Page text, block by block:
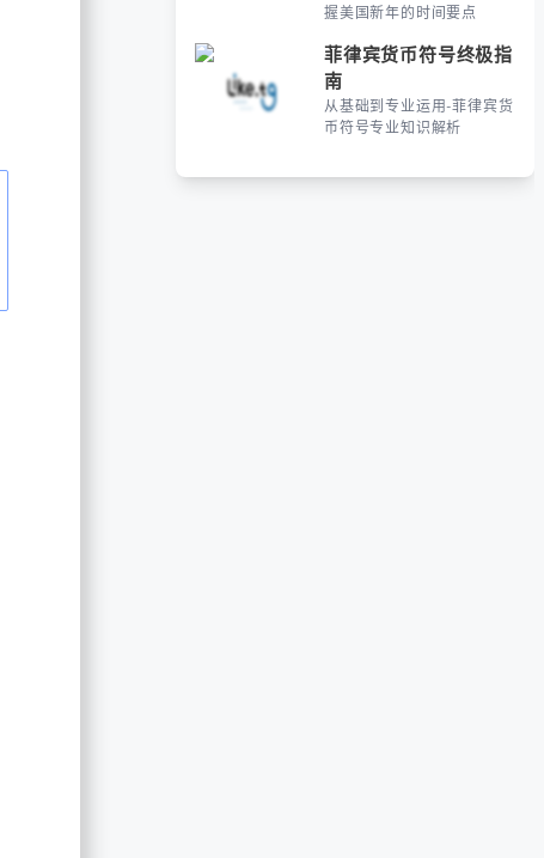
握美国新年的时间要点
菲律宾货币符号终极指
南
从基础到专业运用-菲律宾货
币符号专业知识解析